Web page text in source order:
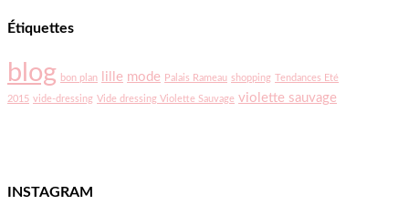
Étiquettes
blog bon plan lille mode Palais Rameau shopping Tendances Eté
2015 vide-dressing Vide dressing Violette Sauvage violette sauvage
INSTAGRAM